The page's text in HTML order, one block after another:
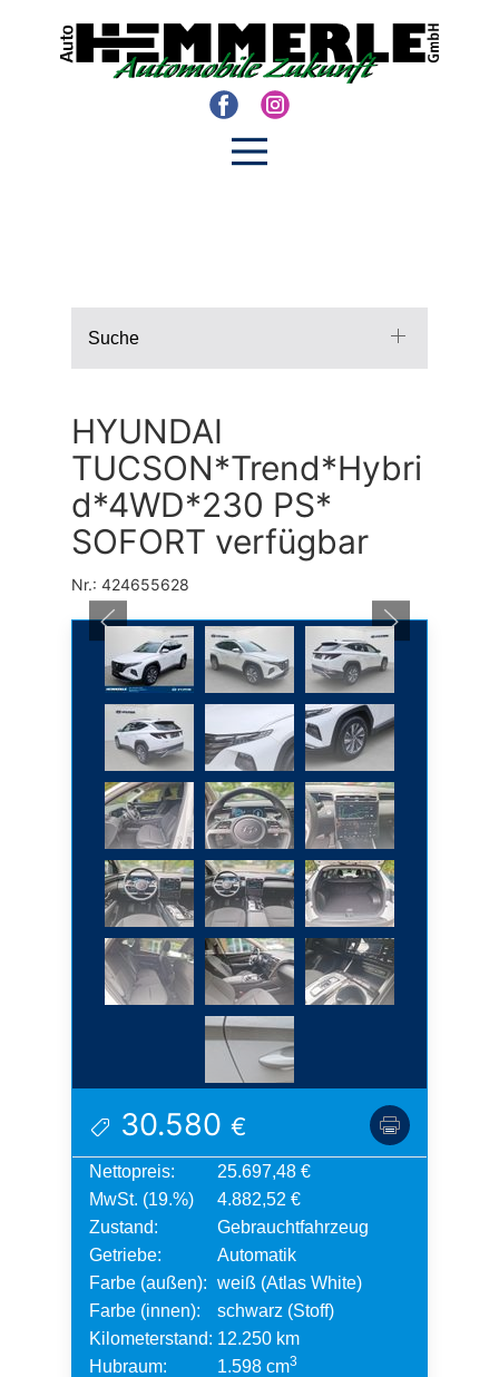
Suche
HYUNDAI
TUCSON*Trend*Hybri
d*4WD*230 PS*
SOFORT verfügbar
Nr.: 424655628
30.580 €
Nettopreis:
25.697,48 €
MwSt. (19.%)
4.882,52 €
Zustand:
Gebrauchtfahrzeug
Getriebe:
Automatik
Farbe (außen): weiß (Atlas White)
Farbe (innen):
schwarz (Stoff)
Kilometerstand: 12.250 km
Hubraum:
1.598 cm3